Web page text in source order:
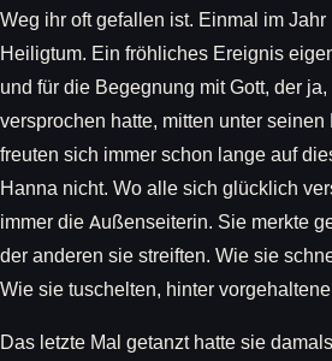
Weg ihr oft gefallen ist. Einmal im
Heiligtum. Ein fröhliches Ereignis
und für die Begegnung mit Gott, der
versprochen hatte, mitten unter
freuten sich immer schon lange auf
Hanna nicht. Wo alle sich glücklich
immer die Außenseiterin. Sie merkte
der anderen sie streiften. Wie sie
Wie sie tuschelten, hinter
Das letzte Mal getanzt hatte sie